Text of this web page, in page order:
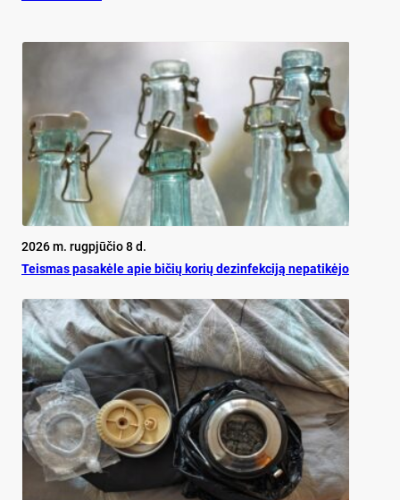
2026 m. rugpjūčio 8 d.
Teis­mas pa­sa­kė­le apie bi­čių ko­rių de­zin­fek­ci­ją ne­pa­ti­kė­jo